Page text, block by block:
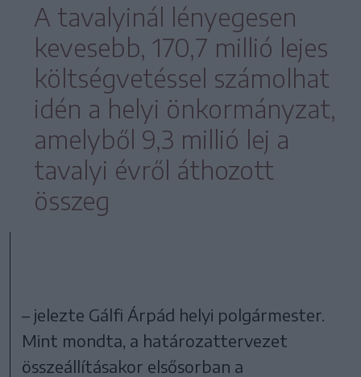
A tavalyinál lényegesen
kevesebb, 170,7 millió lejes
költségvetéssel számolhat
idén a helyi önkormányzat,
amelyből 9,3 millió lej a
tavalyi évről áthozott
összeg
– jelezte Gálfi Árpád helyi polgármester.
Mint mondta, a határozattervezet
összeállításakor elsősorban a